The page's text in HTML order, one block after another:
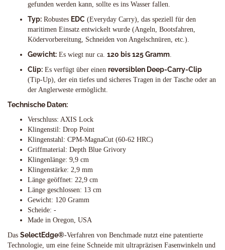
gefunden werden kann, sollte es ins Wasser fallen.
Typ: Robustes EDC (Everyday Carry), das speziell für den
maritimen Einsatz entwickelt wurde (Angeln, Bootsfahren,
Ködervorbereitung, Schneiden von Angelschnüren, etc.).
Gewicht: Es wiegt nur ca. 120 bis 125 Gramm.
Clip: Es verfügt über einen reversiblen Deep-Carry-Clip
(Tip-Up), der ein tiefes und sicheres Tragen in der Tasche oder an
der Anglerweste ermöglicht.
Technische Daten:
Verschluss: AXIS Lock
Klingenstil: Drop Point
Klingenstahl: CPM-MagnaCut (60-62 HRC)
Griffmaterial: Depth Blue Grivory
Klingenlänge: 9,9 cm
Klingenstärke: 2,9 mm
Länge geöffnet: 22,9 cm
Länge geschlossen: 13 cm
Gewicht: 120 Gramm
Scheide: -
Made in Oregon, USA
Das SelectEdge®-Verfahren von Benchmade nutzt eine patentierte
Technologie, um eine feine Schneide mit ultrapräzisen Fasenwinkeln und